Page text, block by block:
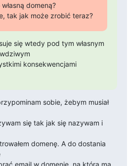
domeną?
tak jak może zrobić teraz?
się wtedy pod tym własnym
konsekwencjami
sobie, żebym musiał
się tak jak się nazywam i
domenę. A do dostania
email w domenie, na którą ma